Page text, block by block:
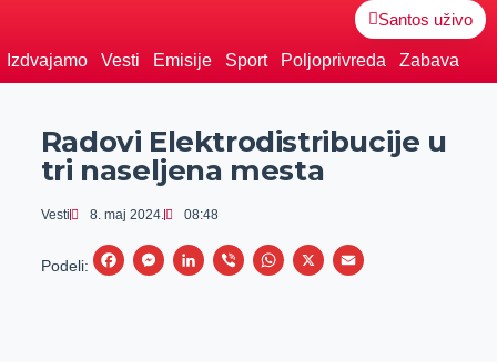
Santos uživo
Izdvajamo Vesti Emisije Sport Poljoprivreda Zabava
Radovi Elektrodistribucije u
tri naseljena mesta
Vesti 8. maj 2024. 08:48
Podeli:
F
M
L
V
W
X
E